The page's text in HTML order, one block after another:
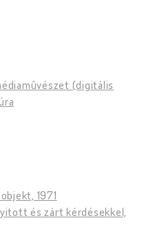
(digitális
1971
és zárt kérdésekkel,